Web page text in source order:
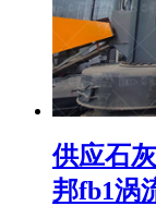
供应石
邦fb1涡